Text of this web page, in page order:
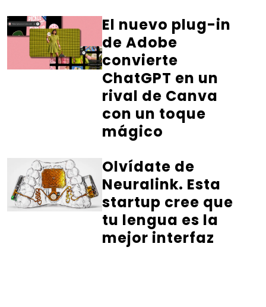
El nuevo plug-in
de Adobe
convierte
ChatGPT en un
rival de Canva
con un toque
mágico
Olvídate de
Neuralink. Esta
startup cree que
tu lengua es la
mejor interfaz